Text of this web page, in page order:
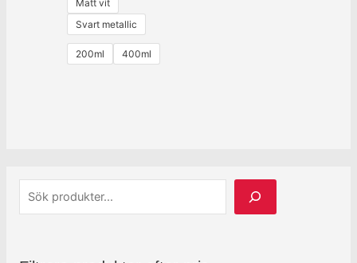
Matt vit
Svart metallic
200ml 400ml